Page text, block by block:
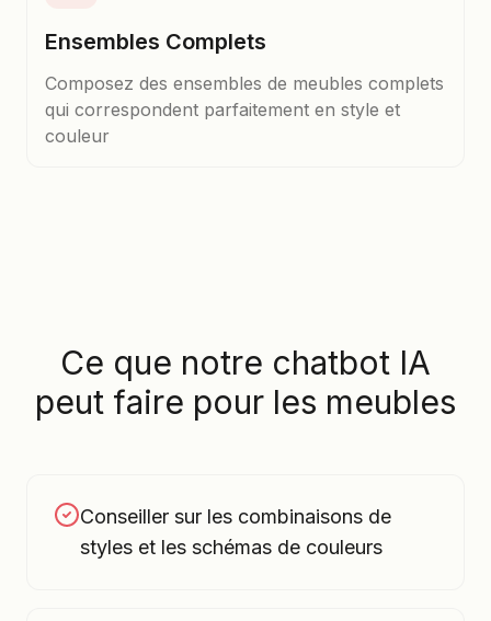
Ensembles Complets
Composez des ensembles de meubles complets
qui correspondent parfaitement en style et
couleur
Ce que notre chatbot IA
peut faire pour les meubles
Conseiller sur les combinaisons de
styles et les schémas de couleurs